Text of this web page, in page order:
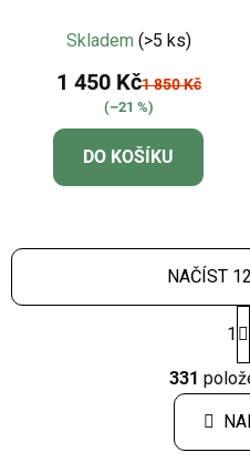
66 dílů
hodnocení
produktu
je
5,0
Skladem (>5 ks)
1 450 Kč1 850 Kč
(–21 %)
DO KOŠÍKU
O
l
NAČÍST
r
1
331